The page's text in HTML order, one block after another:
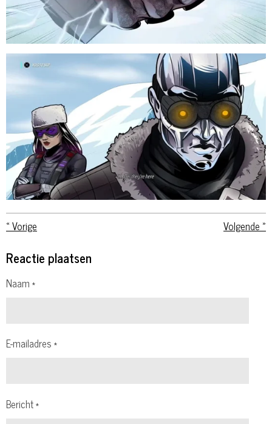
«Vorige Volgende »
Reactie plaatsen
Naam *
E-mailadres *
Bericht *